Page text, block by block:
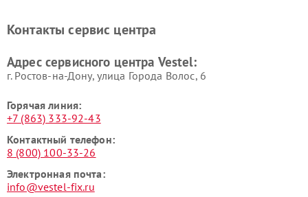
Контакты сервис центра
Адрес сервисного центра Vestel:
г. Ростов-на-Дону, улица Города Волос, 6
Горячая линия:
+7 (863) 333-92-43
Контактный телефон:
8 (800) 100-33-26
Электронная почта:
info@vestel-fix.ru